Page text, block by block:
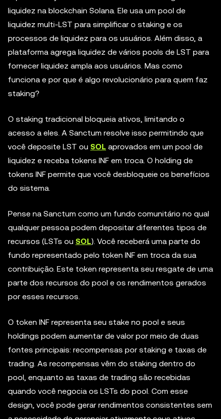
liquidez na blockchain Solana. Ele usa um pool de
liquidez multi-LST para simplificar o staking e os
processos de liquidez para os usuários. Além disso, a
plataforma agrega liquidez de vários pools de LST para
fornecer liquidez ampla aos usuários. Mas como
funciona e por que é algo revolucionário para quem faz
staking?
O staking tradicional bloqueia ativos, limitando o
acesso a eles. A Sanctum resolve isso permitindo que
você deposite LST ou SOL aprovados em um pool de
liquidez e receba tokens INF em troca. O holding de
tokens INF permite que você desbloqueie os benefícios
do sistema.
Pense na Sanctum como um fundo comunitário no qual
qualquer pessoa podem depositar diferentes tipos de
recursos (LSTs ou SOL). Você receberá uma parte do
fundo representado pelo token INF em troca da sua
contribuição. Este token representa seu resgate de uma
parte dos recursos do pool e os rendimentos gerados
por esses recursos.
O token INF representa seu stake no pool e seus
holdings podem aumentar de valor por meio de duas
fontes principais: recompensas por staking e taxas de
trading. As recompensas vêm do staking dentro do
pool, enquanto as taxas de trading são recebidas
quando você negocia os LSTs do pool. Com esse
design, você pode gerar rendimentos consistentes sem